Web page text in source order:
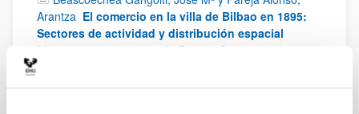
Arantza El comercio en la villa de Bilbao en 1895:
Sectores de actividad y distribución espacial
Movimientos sociales en la España Contemporánea.
Rivera, A.; Ortiz De Orruño, J. M. y Ugarte, J. (eds.),
2008; 17 - 41